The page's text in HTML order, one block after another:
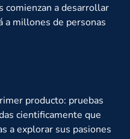
comienzan a desarrollar
a millones de personas
producto: pruebas
cientificamente que
a explorar sus pasiones